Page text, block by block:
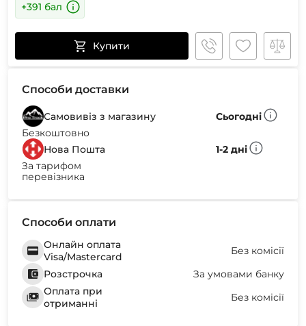
+391 бал
Купити
Способи доставки
Самовивіз з магазину
Сьогодні
Безкоштовно
Нова Пошта
1-2 дні
За тарифом
перевізника
Способи оплати
Онлайн оплата
Visa/Mastercard
Без комісії
Розстрочка
За умовами банку
Оплата при
отриманні
Без комісії